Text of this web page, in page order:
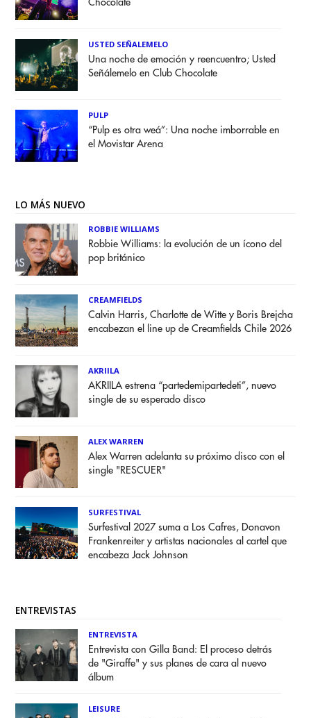
Chocolate
USTED SEÑALEMELO
Una noche de emoción y reencuentro; Usted
Señálemelo en Club Chocolate
PULP
“Pulp es otra weá”: Una noche imborrable en
el Movistar Arena
LO MÁS NUEVO
ROBBIE WILLIAMS
Robbie Williams: la evolución de un ícono del
pop británico
CREAMFIELDS
Calvin Harris, Charlotte de Witte y Boris Brejcha
encabezan el line up de Creamfields Chile 2026
AKRIILA
AKRIILA estrena “partedemipartedeti”, nuevo
single de su esperado disco
ALEX WARREN
Alex Warren adelanta su próximo disco con el
single "RESCUER"
SURFESTIVAL
Surfestival 2027 suma a Los Cafres, Donavon
Frankenreiter y artistas nacionales al cartel que
encabeza Jack Johnson
ENTREVISTAS
ENTREVISTA
Entrevista con Gilla Band: El proceso detrás
de "Giraffe" y sus planes de cara al nuevo
álbum
LEISURE